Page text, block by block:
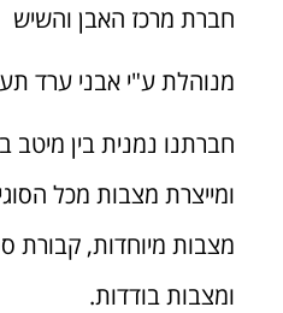
חברת מרכז האבן והשיש
מנוהלת ע"י אבני ערד
חברתנו נמנית בין מיטב
ומייצרת מצבות מכל
מצבות מיוחדות, קבורת
ומצבות בודדות.